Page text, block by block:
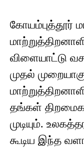
கோயம்புத்தூர்
விளையாட்டு
முதல்
தங்கள்
முடியும்.
கூடிய இந்த